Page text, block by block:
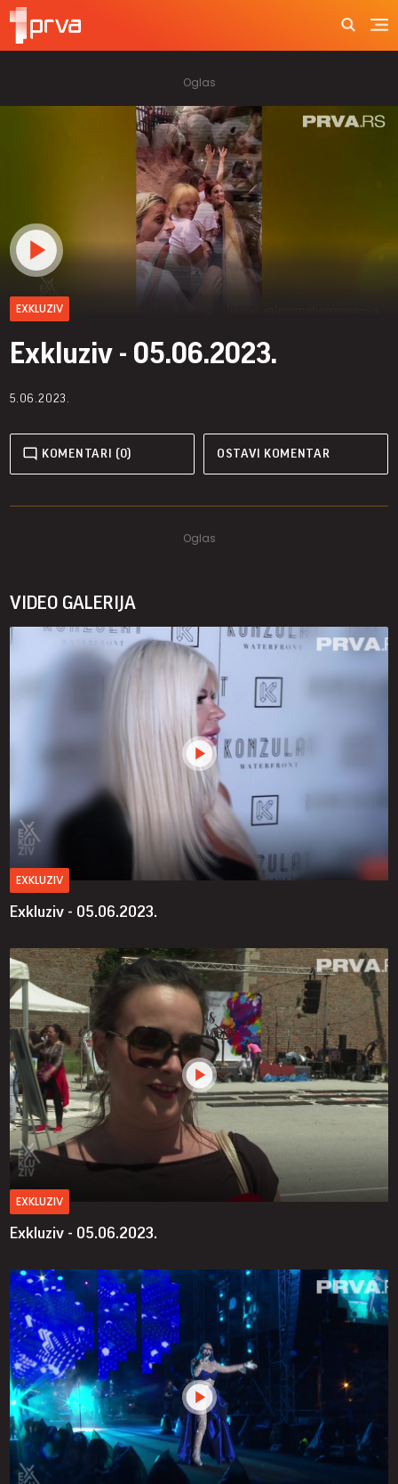
EXKLUZIV
Exkluziv - 05.06.2023.
5.06.2023.
KOMENTARI (0) OSTAVI KOMENTAR
VIDEO GALERIJA
EXKLUZIV
Exkluziv - 05.06.2023.
EXKLUZIV
Exkluziv - 05.06.2023.